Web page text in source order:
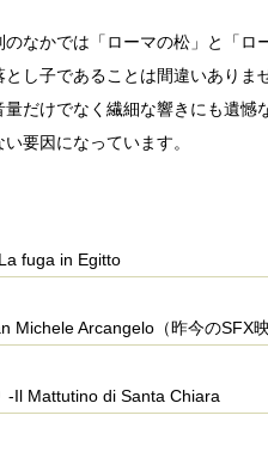
なかでは「ローマの松」と「
し子であることは間違いありま
だけでなく繊細な響きにも遺
要因になっています。
fuga in Egitto
Michele Arcangelo（昨今のSFX
-Il Mattutino di Santa Chiara